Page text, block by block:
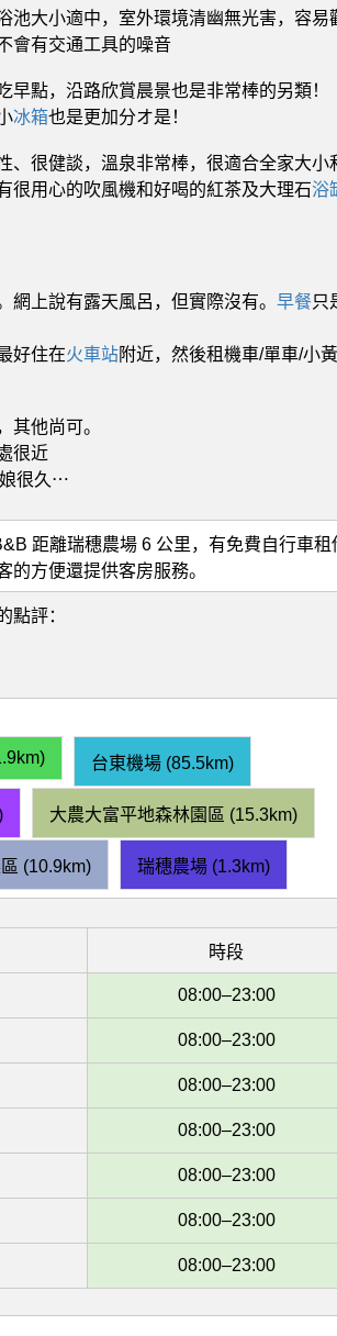
池大小適中，室外環境清幽無光害，容易
會有交通工具的噪音
早點，沿路欣賞晨景也是非常棒的另類！
冰箱也是更加分オ是！
、很健談，溫泉非常棒，很適合全家大小
很用心的吹風機和好喝的紅茶及大理石浴
網上說有露天風呂，但實際沒有。 早餐只
好住在火車站附近，然後租機車/單車/小
其他尚可。
很近
很久⋯
距離瑞穗農場 6 公里，有免費自行車租
的方便還提供客房服務。
點評：
台東機場 (85.5km)
大農大富平地森林園區 (15.3km)
(10.9km) 瑞穗農場 (1.3km)
時段
08:00–23:00
08:00–23:00
08:00–23:00
08:00–23:00
08:00–23:00
08:00–23:00
08:00–23:00